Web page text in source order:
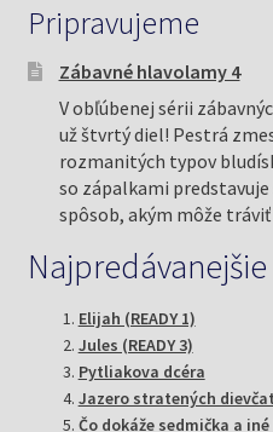
Pripravujeme
Zábavné hlavolamy 4
V obľúbenej sérii
už štvrtý diel! Pestrá
rozmanitých typov
so zápalkami
spôsob, akým môže tráviť
Elijah (READY 1)
Jules (READY 3)
Pytliakova dcéra
Jazero stratených dievčat
Čo dokáže sedmička a